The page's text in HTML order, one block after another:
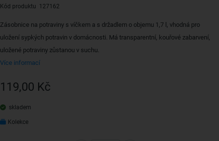
Kód produktu 127162
Zásobnice na potraviny s víčkem a s držadlem o objemu 1,7 l, vhodná pro
uložení sypkých potravin v domácnosti. Má transparentní, kouřové zabarvení,
uložené potraviny zůstanou v suchu.
Více informací
119,00 Kč
skladem
Kolekce